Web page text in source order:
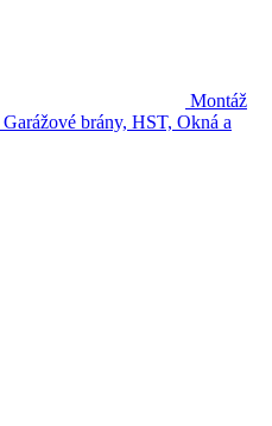
Montáž
Garážové brány, HST, Okná a